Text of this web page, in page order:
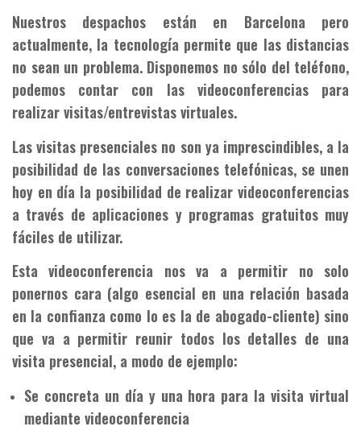
Nuestros despachos están en Barcelona pero
actualmente, la tecnología permite que las distancias
no sean un problema. Disponemos no sólo del teléfono,
podemos contar con las videoconferencias para
realizar visitas/entrevistas virtuales.
Las visitas presenciales no son ya imprescindibles, a la
posibilidad de las conversaciones telefónicas, se unen
hoy en día la posibilidad de realizar videoconferencias
a través de aplicaciones y programas gratuitos muy
fáciles de utilizar.
Esta videoconferencia nos va a permitir no solo
ponernos cara (algo esencial en una relación basada
en la confianza como lo es la de abogado-cliente) sino
que va a permitir reunir todos los detalles de una
visita presencial, a modo de ejemplo:
Se concreta un día y una hora para la visita virtual
mediante videoconferencia